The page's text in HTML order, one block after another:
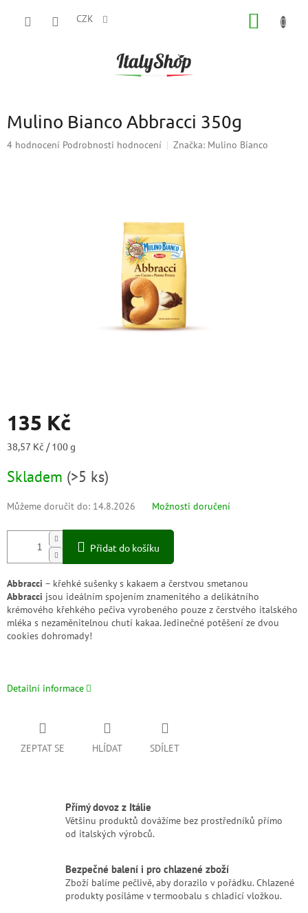
CZK
Mulino Bianco Abbracci 350g
Průměrné
4 hodnocení Podrobnosti hodnocení Značka: Mulino Bianco
135 Kč
Měrná
38,57 Kč / 100 g
Skladem (>5 ks)
Můžeme doručit do: 14.8.2026 Možnosti doručení
Přidat do košíku
Abbracci – křehké sušenky s kakaem a čerstvou smetanou
Abbracci jsou ideálním spojením znamenitého a delikátního
krémového křehkého pečiva vyrobeného pouze z čerstvého italského
mléka s nezaměnitelnou chutí kakaa. Jedinečné potěšení ze dvou
cookies dohromady!
Detailní informace
ZEPTAT SE HLÍDAT SDÍLET
Přímý dovoz z Itálie
Většinu produktů dovážíme bez prostředníků přímo
od italských výrobců.
Bezpečné balení i pro chlazené zboží
Zboží balíme pečlivě, aby dorazilo v pořádku. Chlazené
produkty posíláme v termoobalu s chladicí vložkou.